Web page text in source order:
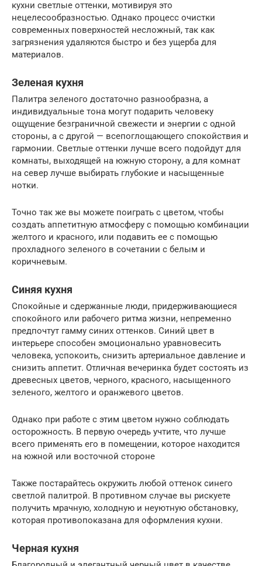
кухни светлые оттенки, мотивируя это
нецелесообразностью. Однако процесс очистки
современных поверхностей несложный, так как
загрязнения удаляются быстро и без ущерба для
материалов.
Зеленая кухня
Палитра зеленого достаточно разнообразна, а
индивидуальные тона могут подарить человеку
ощущение безграничной свежести и энергии с одной
стороны, а с другой — всепоглощающего спокойствия и
гармонии. Светлые оттенки лучше всего подойдут для
комнаты, выходящей на южную сторону, а для комнат
на север лучше выбирать глубокие и насыщенные
нотки.
Точно так же вы можете поиграть с цветом, чтобы
создать аппетитную атмосферу с помощью комбинации
желтого и красного, или подавить ее с помощью
прохладного зеленого в сочетании с белым и
коричневым.
Синяя кухня
Спокойные и сдержанные люди, придерживающиеся
спокойного или рабочего ритма жизни, непременно
предпочтут гамму синих оттенков. Синий цвет в
интерьере способен эмоционально уравновесить
человека, успокоить, снизить артериальное давление и
снизить аппетит. Отличная вечеринка будет состоять из
древесных цветов, черного, красного, насыщенного
зеленого, желтого и оранжевого цветов.
Однако при работе с этим цветом нужно соблюдать
осторожность. В первую очередь учтите, что лучше
всего применять его в помещении, которое находится
на южной или восточной стороне
Также постарайтесь окружить любой оттенок синего
светлой палитрой. В противном случае вы рискуете
получить мрачную, холодную и неуютную обстановку,
которая противопоказана для оформления кухни.
Черная кухня